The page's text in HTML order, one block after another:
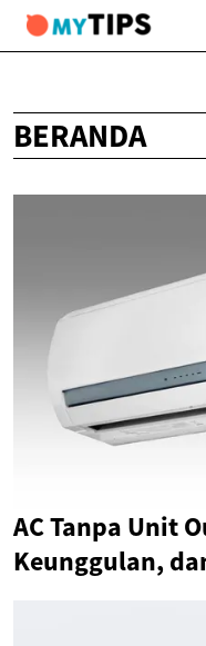
BERANDA
AC Tanpa Unit
Keunggulan,